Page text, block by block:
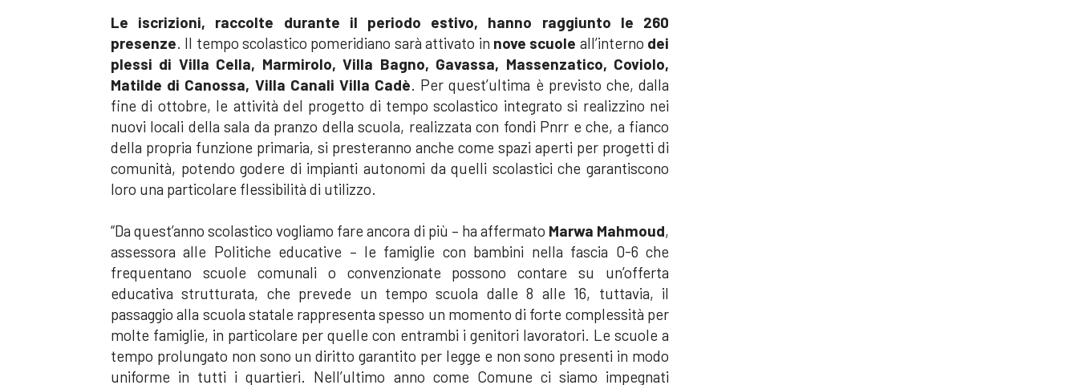
Le iscrizioni, raccolte durante il periodo estivo, hanno raggiunto le 260
presenze. Il tempo scolastico pomeridiano sarà attivato in nove scuole all’interno dei
plessi di Villa Cella, Marmirolo, Villa Bagno, Gavassa, Massenzatico, Coviolo,
Matilde di Canossa, Villa Canali Villa Cadè. Per quest’ultima è previsto che, dalla
fine di ottobre, le attività del progetto di tempo scolastico integrato si realizzino nei
nuovi locali della sala da pranzo della scuola, realizzata con fondi Pnrr e che, a fianco
della propria funzione primaria, si presteranno anche come spazi aperti per progetti di
comunità, potendo godere di impianti autonomi da quelli scolastici che garantiscono
loro una particolare flessibilità di utilizzo.
“Da quest’anno scolastico vogliamo fare ancora di più – ha affermato Marwa Mahmoud,
assessora alle Politiche educative – le famiglie con bambini nella fascia 0-6 che
frequentano scuole comunali o convenzionate possono contare su un’offerta
educativa strutturata, che prevede un tempo scuola dalle 8 alle 16, tuttavia, il
passaggio alla scuola statale rappresenta spesso un momento di forte complessità per
molte famiglie, in particolare per quelle con entrambi i genitori lavoratori. Le scuole a
tempo prolungato non sono un diritto garantito per legge e non sono presenti in modo
uniforme in tutti i quartieri. Nell’ultimo anno come Comune ci siamo impegnati